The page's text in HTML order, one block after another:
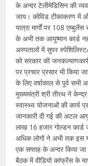
के अन्दर टेलीमेडिसिन की
जाय। कोविड टीकाकरण में
यात्रा मार्गों पर 108 एम्बुलेंस
के अभी तक आयुष्मान कार्ड
अस्पतालों में सुपर
को सरकार की
पर प्रचार प्रसार भी किया
के लिए वर्षाकाल से पूर्व सभी
मुख्यमंत्री श्री तीरथ ने केन्द्र
स्वास्थ्य योजनाओं की कार्य
जानकारी दी गई की अटल
लाख 16 हजार गोल्डन
अधिक लोगों ने अभी तक इस
एक सप्ताह के अन्दर किया जा
बैठक में वीडियो कांफ्रेंस के